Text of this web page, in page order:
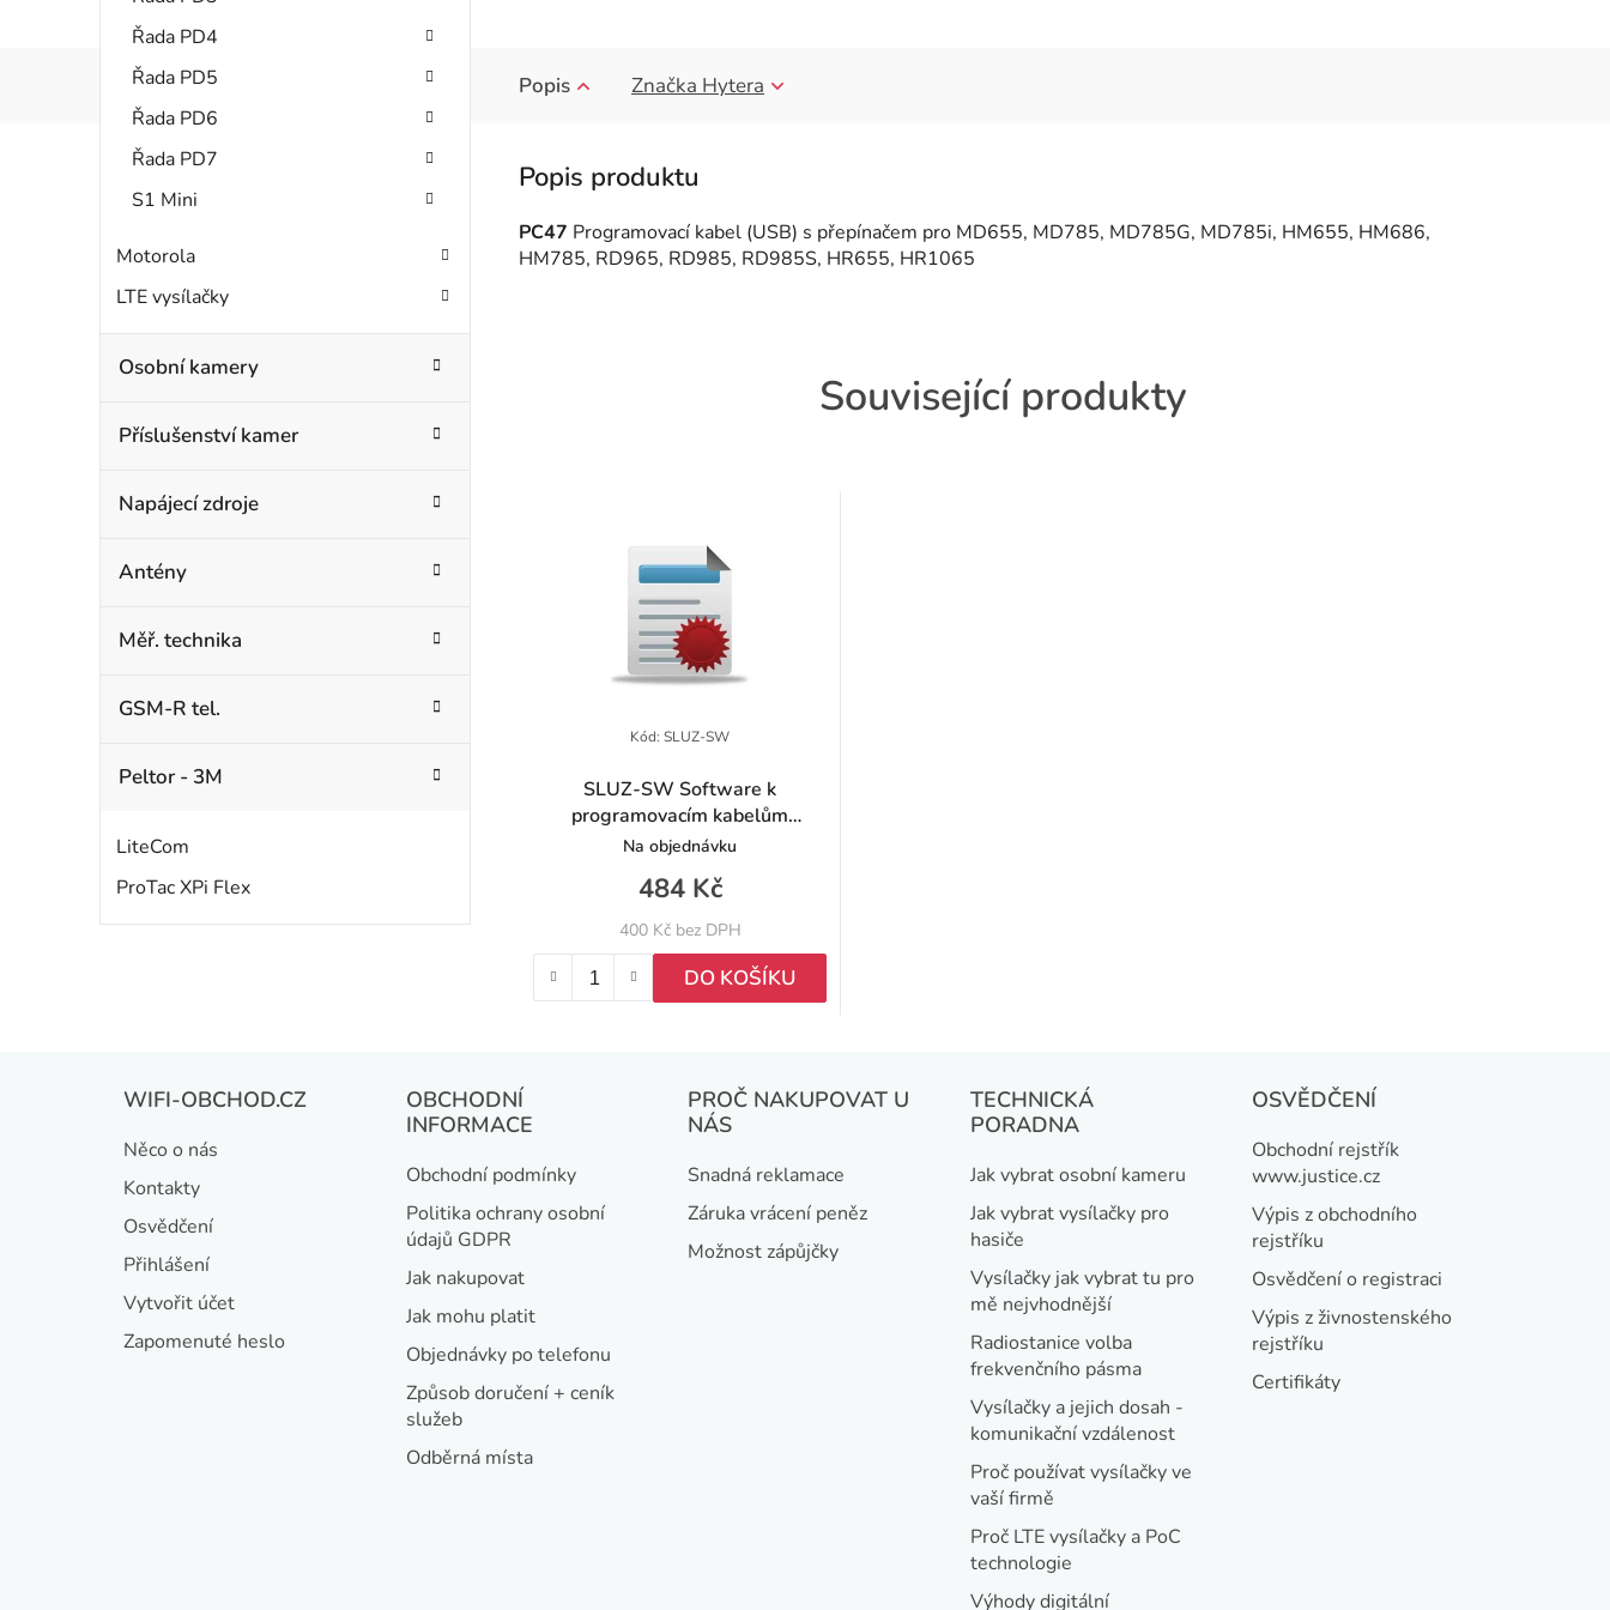
Řada PD4
Řada PD5
Řada PD6
Řada PD7
S1 Mini
Motorola
LTE vysílačky
Osobní kamery
Příslušenství kamer
Napájecí zdroje
Antény
Měř. technika
GSM-R tel.
Peltor - 3M
LiteCom
ProTac XPi Flex
Popis Značka Hytera
PC47 Programovací kabel (USB) s přepínačem pro MD655, MD785, MD785G, MD785i, HM655, HM686,
HM785, RD965, RD985, RD985S, HR655, HR1065
Související produkty
SLUZ-SW Software k
programovacím kabelům
radiostanic Hytera
Na objednávku
400 Kč bez DPH
484 Kč
DO KOŠÍKU
Kód:SLUZ-SW
WIFI-OBCHOD.CZ
Něco o nás
Kontakty
Osvědčení
Přihlášení
Vytvořit účet
Zapomenuté heslo
OBCHODNÍ
INFORMACE
Obchodní podmínky
Politika ochrany osobní
údajů GDPR
Jak nakupovat
Jak mohu platit
Objednávky po telefonu
Způsob doručení + ceník
služeb
Odběrná místa
PROČ NAKUPOVAT U
NÁS
Snadná reklamace
Záruka vrácení peněz
Možnost zápůjčky
TECHNICKÁ
PORADNA
Jak vybrat osobní kameru
Jak vybrat vysílačky pro
hasiče
Vysílačky jak vybrat tu pro
mě nejvhodnější
Radiostanice volba
frekvenčního pásma
Vysílačky a jejich dosah -
komunikační vzdálenost
Proč používat vysílačky ve
vaší firmě
Proč LTE vysílačky a PoC
technologie
Výhody digitální
OSVĚDČENÍ
Obchodní rejstřík
www.justice.cz
Výpis z obchodního
rejstříku
Osvědčení o registraci
Výpis z živnostenského
rejstříku
Certifikáty